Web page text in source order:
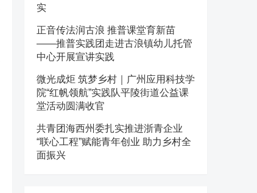
实
正音传法润古浪 推普课堂育新苗
——推普实践团走进古浪镇幼儿托管
中心开展宣讲实践
微光成炬 筑梦乡村｜广州应用科技学
院“红帆领航”实践队平陵街道公益课
堂活动圆满收官
共青团海西州委扎实推进浙青企业
“联心工程”赋能青年创业 助力乡村全
面振兴